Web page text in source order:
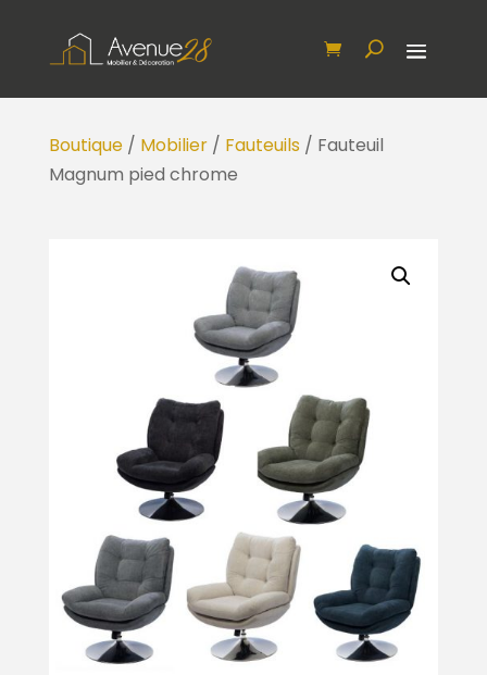
Boutique/ Mobilier/ Fauteuils/ Fauteuil
Magnum pied chrome